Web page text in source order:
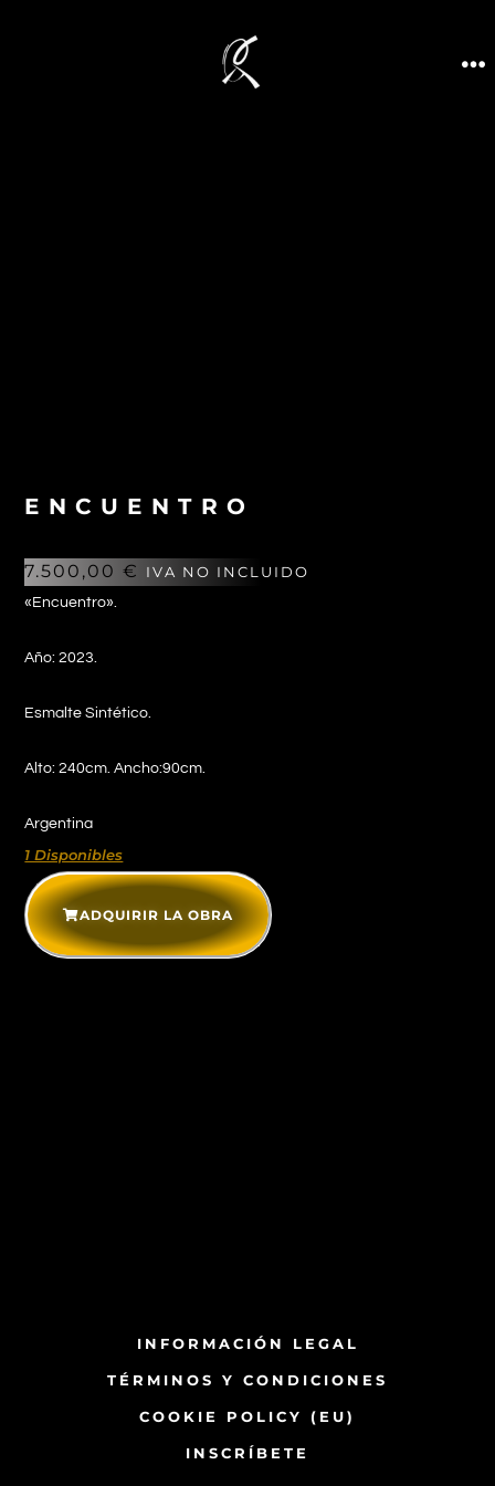
ENCUENTRO
7.500,00€ IVA NO INCLUIDO
«Encuentro».
Año: 2023.
Esmalte Sintético.
Alto: 240cm. Ancho:90cm.
Argentina
1 Disponibles
ADQUIRIR LA OBRA
INFORMACIÓN LEGAL
TÉRMINOS Y CONDICIONES
COOKIE POLICY (EU)
INSCRÍBETE​